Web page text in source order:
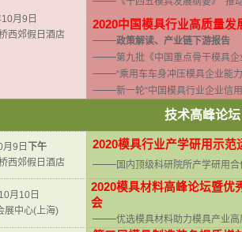
月9日
西郊假日酒店
2020中国模具行业高质量发
——政策解读、产业链下游报告
——第九批《中国重点骨干模具
——“乘用车车身冲压模具企业能
——新一轮“中国模具行业企业信
技术高峰论坛
9日
下午
西郊假日酒店
2020模具行业产学研用示范
——国内顶级科研院所产学研用
月10日
展中心(上海)
2020模具材料高峰论坛暨优
会
——优选模具材料助力模具产业